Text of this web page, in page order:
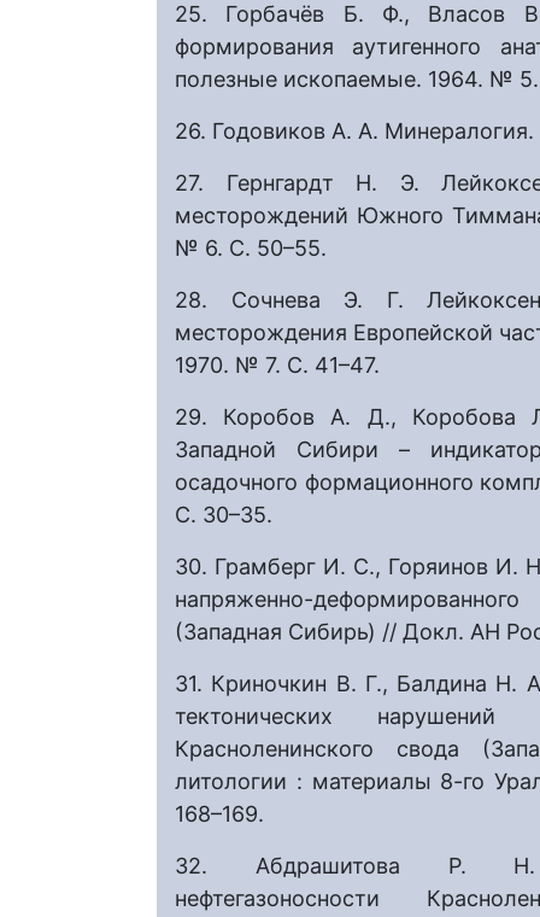
25. Горбачёв Б. Ф., Власов
формирования аутигенного
полезные ископаемые. 1964. № 5.
26. Годовиков А. А.
27. Гернгардт Н. Э.
месторождений Южного
№ 6. С. 50–55.
28. Сочнева Э. Г.
месторождения Европейской
1970. № 7. С. 41–47.
29. Коробов А. Д., Коробова
Западной Сибири –
осадочного формационного
С. 30–35.
30. Грамберг И. С., Горяинов И.
напряженно-
(Западная Сибирь) // Докл. АН
31. Криночкин В. Г., Балдина Н.
тектонических
Красноленинского свода
литологии : материалы 8-го
168–169.
32. Абдрашитова Р. Н.
нефтегазоносности